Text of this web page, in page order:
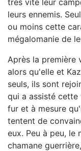
très vite leur
leurs ennemis.
ou moins cette
mégalomanie de
Après la première
alors qu'elle et
seuls, ils sont
qui a assisté cette
fur et à mesure
tentent de
eux. Peu à peu, le
chamane